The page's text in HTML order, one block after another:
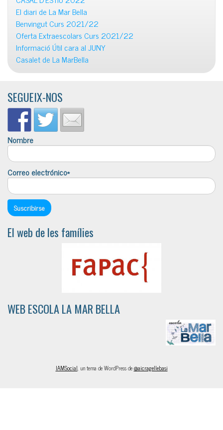
El diari de La Mar Bella
Benvingut Curs 2021/22
Oferta Extraescolars Curs 2021/22
Informació Útil cara al JUNY
Casalet de La MarBella
SEGUEIX-NOS
Nombre
Correo electrónico*
El web de les famílies
WEB ESCOLA LA MAR BELLA
IAMSocial, un tema de WordPress de@aicragellebasi